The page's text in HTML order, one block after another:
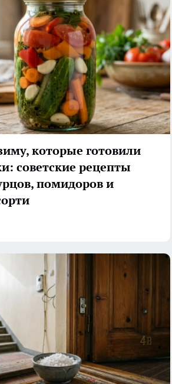
которые готовили
советские рецепты
помидоров и